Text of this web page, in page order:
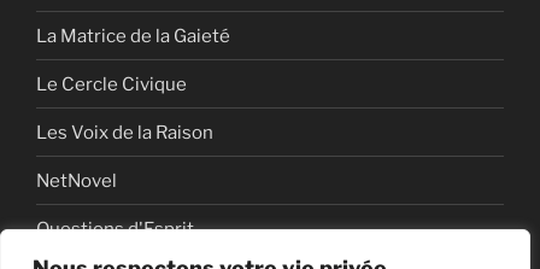
La Matrice de la Gaieté
Le Cercle Civique
Les Voix de la Raison
NetNovel
Questions d'Esprit